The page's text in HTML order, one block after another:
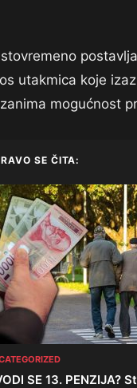
utakmica koje
mogućnost
SE ČITA:
SE 13.